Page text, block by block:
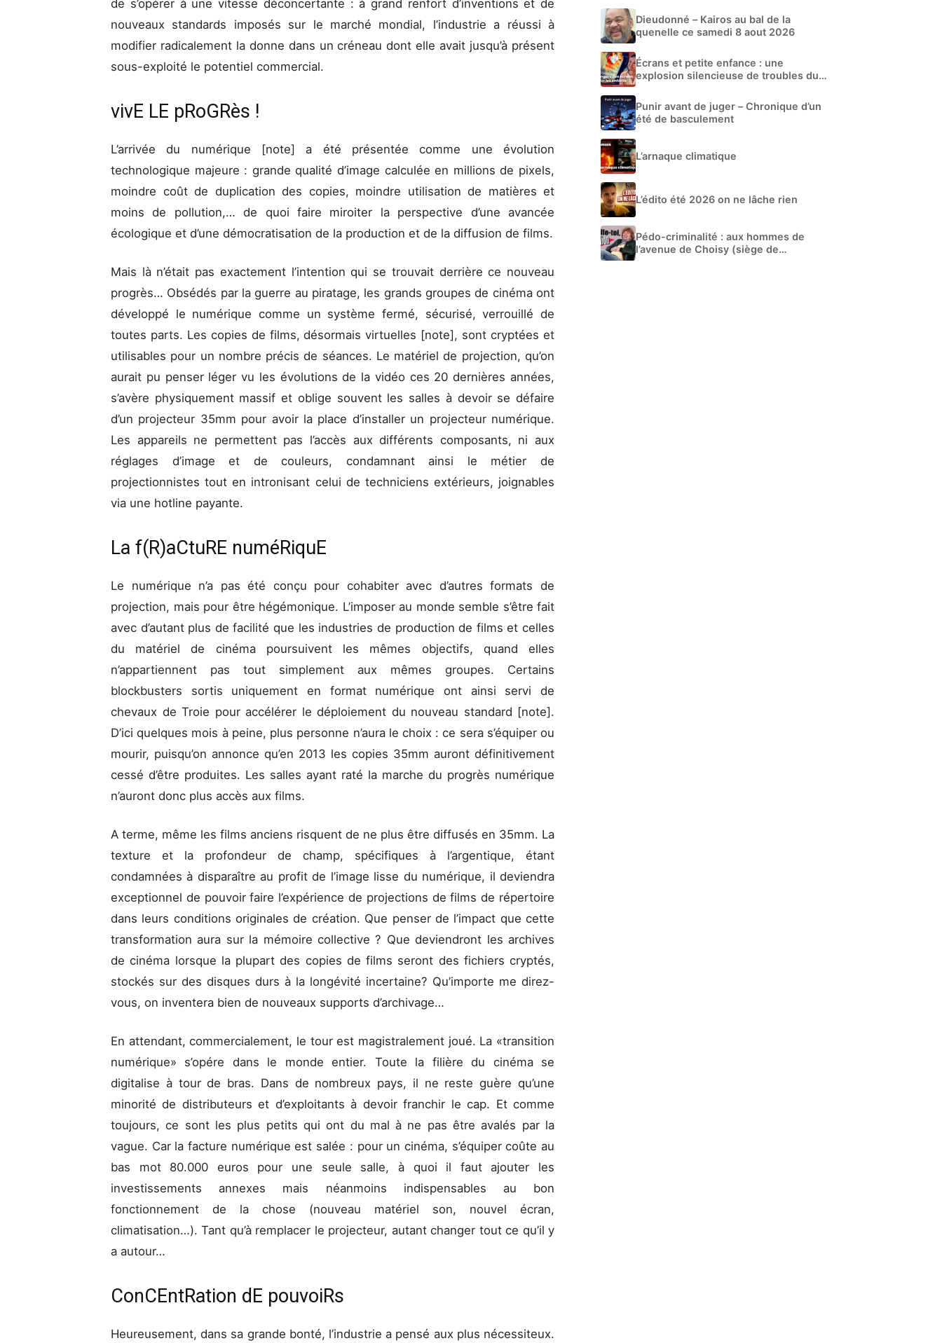
de s’opérer à une vitesse déconcertante : à grand renfort d’inventions et de
nouveaux standards imposés sur le marché mondial, l’industrie a réussi à
modifier radicalement la donne dans un créneau dont elle avait jusqu’à présent
sous-exploité le potentiel commercial.
vivE LE pRoGRès !
L’arrivée du numérique [note] a été présentée comme une évolution
technologique majeure : grande qualité d’image calculée en millions de pixels,
moindre coût de duplication des copies, moindre utilisation de matières et
moins de pollution,… de quoi faire miroiter la perspective d’une avancée
écologique et d’une démocratisation de la production et de la diffusion de films.
Mais là n’était pas exactement l’intention qui se trouvait derrière ce nouveau
progrès… Obsédés par la guerre au piratage, les grands groupes de cinéma ont
développé le numérique comme un système fermé, sécurisé, verrouillé de
toutes parts. Les copies de films, désormais virtuelles [note], sont cryptées et
utilisables pour un nombre précis de séances. Le matériel de projection, qu’on
aurait pu penser léger vu les évolutions de la vidéo ces 20 dernières années,
s’avère physiquement massif et oblige souvent les salles à devoir se défaire
d’un projecteur 35mm pour avoir la place d’installer un projecteur numérique.
Les appareils ne permettent pas l’accès aux différents composants, ni aux
réglages d’image et de couleurs, condamnant ainsi le métier de
projectionnistes tout en intronisant celui de techniciens extérieurs, joignables
via une hotline payante.
La f(R)aCtuRE numéRiquE
Le numérique n’a pas été conçu pour cohabiter avec d’autres formats de
projection, mais pour être hégémonique. L’imposer au monde semble s’être fait
avec d’autant plus de facilité que les industries de production de films et celles
du matériel de cinéma poursuivent les mêmes objectifs, quand elles
n’appartiennent pas tout simplement aux mêmes groupes. Certains
blockbusters sortis uniquement en format numérique ont ainsi servi de
chevaux de Troie pour accélérer le déploiement du nouveau standard [note].
D’ici quelques mois à peine, plus personne n’aura le choix : ce sera s’équiper ou
mourir, puisqu’on annonce qu’en 2013 les copies 35mm auront définitivement
cessé d’être produites. Les salles ayant raté la marche du progrès numérique
n’auront donc plus accès aux films.
A terme, même les films anciens risquent de ne plus être diffusés en 35mm. La
texture et la profondeur de champ, spécifiques à l’argentique, étant
condamnées à disparaître au profit de l’image lisse du numérique, il deviendra
exceptionnel de pouvoir faire l’expérience de projections de films de répertoire
dans leurs conditions originales de création. Que penser de l’impact que cette
transformation aura sur la mémoire collective ? Que deviendront les archives
de cinéma lorsque la plupart des copies de films seront des fichiers cryptés,
stockés sur des disques durs à la longévité incertaine? Qu’importe me direz-
vous, on inventera bien de nouveaux supports d’archivage…
En attendant, commercialement, le tour est magistralement joué. La «transition
numérique» s’opére dans le monde entier. Toute la filière du cinéma se
digitalise à tour de bras. Dans de nombreux pays, il ne reste guère qu’une
minorité de distributeurs et d’exploitants à devoir franchir le cap. Et comme
toujours, ce sont les plus petits qui ont du mal à ne pas être avalés par la
vague. Car la facture numérique est salée : pour un cinéma, s’équiper coûte au
bas mot 80.000 euros pour une seule salle, à quoi il faut ajouter les
investissements annexes mais néanmoins indispensables au bon
fonctionnement de la chose (nouveau matériel son, nouvel écran,
climatisation…). Tant qu’à remplacer le projecteur, autant changer tout ce qu’il y
a autour…
ConCEntRation dE pouvoiRs
Heureusement, dans sa grande bonté, l’industrie a pensé aux plus nécessiteux.
Dieudonné – Kairos au bal de la
quenelle ce samedi 8 aout 2026
Écrans et petite enfance : une
explosion silencieuse de troubles du
Punir avant de juger – Chronique d’un
été de basculement
L’arnaque climatique
L’édito été 2026 on ne lâche rien
Pédo-criminalité : aux hommes de
l’avenue de Choisy (siège de